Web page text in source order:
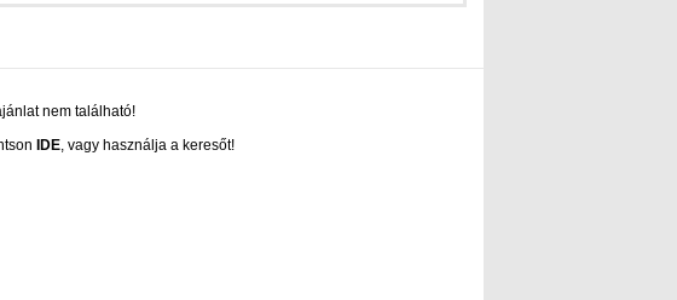
nem található!
IDE, vagy használja a keresőt!